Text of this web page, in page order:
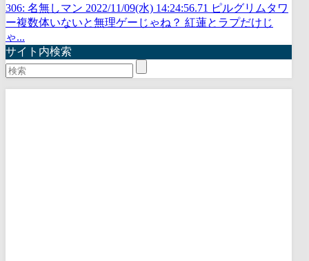
306: 名無しマン 2022/11/09(水) 14:24:56.71 ピルグリムタワ
ー複数体いないと無理ゲーじゃね？ 紅蓮とラプだけじ
ゃ...
サイト内検索